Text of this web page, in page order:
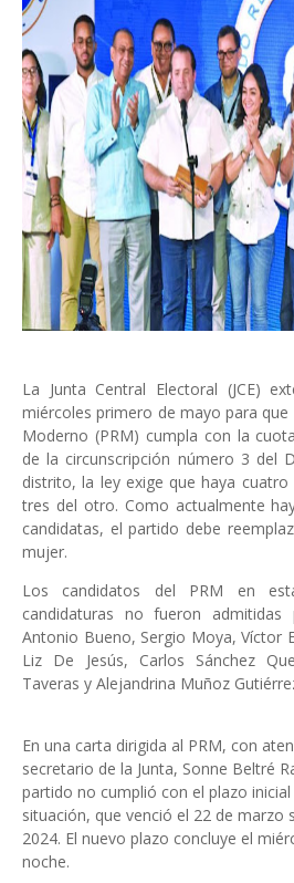
La Junta Central Electoral (JCE)
miércoles primero de mayo para
Moderno (PRM) cumpla con la
de la circunscripción número 3 del
distrito, la ley exige que haya
tres del otro. Como actualmente
candidatas, el partido debe
mujer.
Los candidatos del PRM en
candidaturas no fueron
Antonio Bueno, Sergio Moya, Víctor
Liz De Jesús, Carlos Sánchez
Taveras y Alejandrina Muñoz
En una carta dirigida al PRM, con
secretario de la Junta, Sonne Beltré
partido no cumplió con el plazo
situación, que venció el 22 de marzo
2024. El nuevo plazo concluye el
noche.